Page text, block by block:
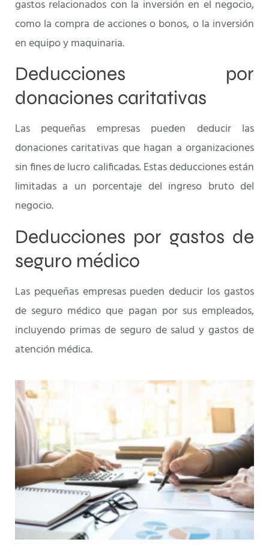
gastos relacionados con la inversión en el negocio,
como la compra de acciones o bonos, o la inversión
en equipo y maquinaria.
Deducciones por
donaciones caritativas
Las pequeñas empresas pueden deducir las
donaciones caritativas que hagan a organizaciones
sin fines de lucro calificadas. Estas deducciones están
limitadas a un porcentaje del ingreso bruto del
negocio.
Deducciones por gastos de
seguro médico
Las pequeñas empresas pueden deducir los gastos
de seguro médico que pagan por sus empleados,
incluyendo primas de seguro de salud y gastos de
atención médica.